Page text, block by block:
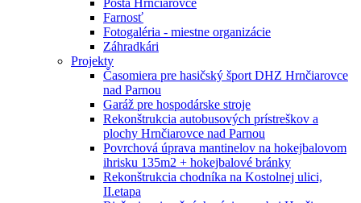
Pošta Hrnčiarovce
Farnosť
Fotogaléria - miestne organizácie
Záhradkári
Projekty
Časomiera pre hasičský šport DHZ Hrnčiarovce
nad Parnou
Garáž pre hospodárske stroje
Rekonštrukcia autobusových prístreškov a
plochy Hrnčiarovce nad Parnou
Povrchová úprava mantinelov na hokejbalovom
ihrisku 135m2 + hokejbalové bránky
Rekonštrukcia chodníka na Kostolnej ulici,
II.etapa